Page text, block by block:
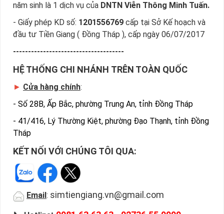
năm sinh là 1 dịch vụ của DNTN Viễn Thông Minh Tuấn.
- Giấy phép KD số: 1201556769 cấp tại Sở Kế hoạch và
đầu tư Tiền Giang ( Đồng Tháp ), cấp ngày 06/07/2017
-------------------------------------
HỆ THỐNG CHI NHÁNH TRÊN TOÀN QUỐC
► Cửa hàng chính:
- Số 28B, Ấp Bắc, phường Trung An, tỉnh Đồng Tháp
- 41/416, Lý Thường Kiệt, phường Đạo Thạnh, tỉnh Đồng
Tháp
KẾT NỐI VỚI CHÚNG TÔI QUA:
Email : simtiengiang.vn@gmail.com